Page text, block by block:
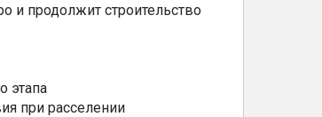
и продолжит строительство
этапа
при расселении